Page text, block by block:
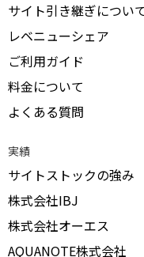
サイト引き継ぎについ
レベニューシェア
ご利用ガイド
料金について
よくある質問
実績
サイトストックの強み
株式会社IBJ
株式会社オーエス
AQUANOTE株式会社